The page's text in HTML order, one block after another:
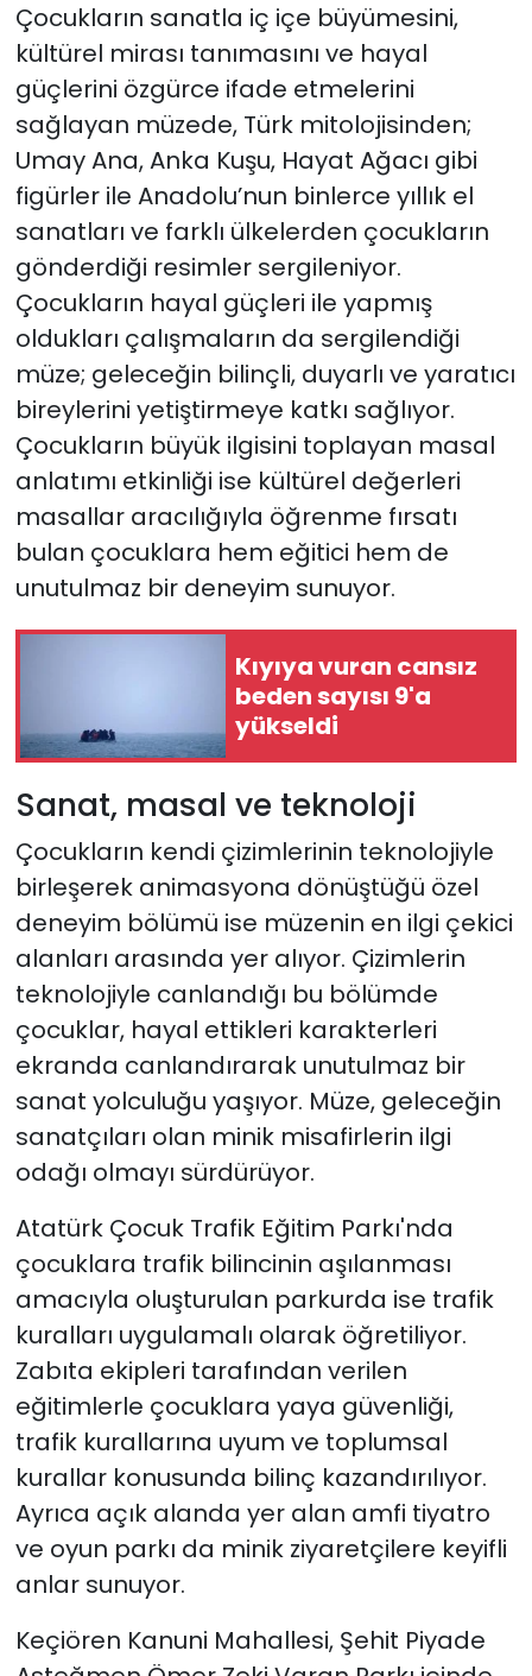
Çocukların sanatla iç içe büyümesini,
kültürel mirası tanımasını ve hayal
güçlerini özgürce ifade etmelerini
sağlayan müzede, Türk mitolojisinden;
Umay Ana, Anka Kuşu, Hayat Ağacı gibi
figürler ile Anadolu’nun binlerce yıllık el
sanatları ve farklı ülkelerden çocukların
gönderdiği resimler sergileniyor.
Çocukların hayal güçleri ile yapmış
oldukları çalışmaların da sergilendiği
müze; geleceğin bilinçli, duyarlı ve yaratıcı
bireylerini yetiştirmeye katkı sağlıyor.
Çocukların büyük ilgisini toplayan masal
anlatımı etkinliği ise kültürel değerleri
masallar aracılığıyla öğrenme fırsatı
bulan çocuklara hem eğitici hem de
unutulmaz bir deneyim sunuyor.
Kıyıya vuran cansız
beden sayısı 9'a
yükseldi
Sanat, masal ve teknoloji
Çocukların kendi çizimlerinin teknolojiyle
birleşerek animasyona dönüştüğü özel
deneyim bölümü ise müzenin en ilgi çekici
alanları arasında yer alıyor. Çizimlerin
teknolojiyle canlandığı bu bölümde
çocuklar, hayal ettikleri karakterleri
ekranda canlandırarak unutulmaz bir
sanat yolculuğu yaşıyor. Müze, geleceğin
sanatçıları olan minik misafirlerin ilgi
odağı olmayı sürdürüyor.
Atatürk Çocuk Trafik Eğitim Parkı'nda
çocuklara trafik bilincinin aşılanması
amacıyla oluşturulan parkurda ise trafik
kuralları uygulamalı olarak öğretiliyor.
Zabıta ekipleri tarafından verilen
eğitimlerle çocuklara yaya güvenliği,
trafik kurallarına uyum ve toplumsal
kurallar konusunda bilinç kazandırılıyor.
Ayrıca açık alanda yer alan amfi tiyatro
ve oyun parkı da minik ziyaretçilere keyifli
anlar sunuyor.
Keçiören Kanuni Mahallesi, Şehit Piyade